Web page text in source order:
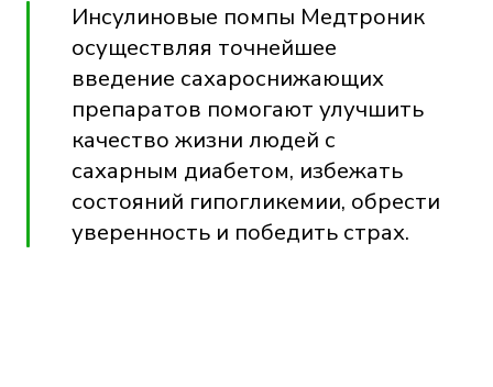
Инсулиновые помпы Медтроник
осуществляя точнейшее
введение сахароснижающих
препаратов помогают улучшить
качество жизни людей с
сахарным диабетом, избежать
состояний гипогликемии, обрести
уверенность и победить страх.